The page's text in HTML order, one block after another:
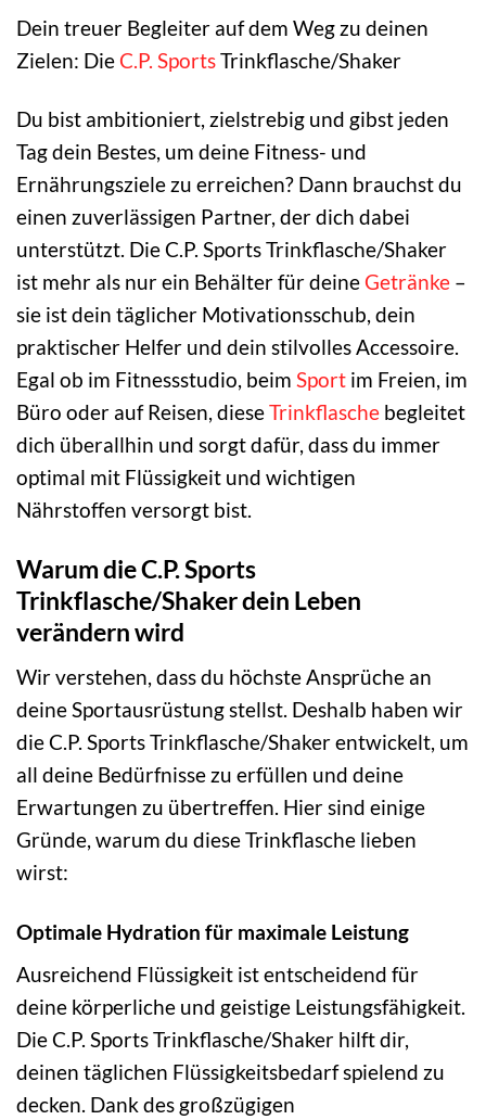
Dein treuer Begleiter auf dem Weg zu deinen
Zielen: DieC.P. SportsTrinkflasche/Shaker
Du bist ambitioniert, zielstrebig und gibst jeden
Tag dein Bestes, um deine Fitness- und
Ernährungsziele zu erreichen? Dann brauchst du
einen zuverlässigen Partner, der dich dabei
unterstützt. Die C.P. Sports Trinkflasche/Shaker
ist mehr als nur ein Behälter für deine Getränke –
sie ist dein täglicher Motivationsschub, dein
praktischer Helfer und dein stilvolles Accessoire.
Egal ob im Fitnessstudio, beim Sport im Freien, im
Büro oder auf Reisen, dieseTrinkflasche begleitet
dich überallhin und sorgt dafür, dass du immer
optimal mit Flüssigkeit und wichtigen
Nährstoffen versorgt bist.
Warum die C.P. Sports
Trinkflasche/Shaker dein Leben
verändern wird
Wir verstehen, dass du höchste Ansprüche an
deine Sportausrüstung stellst. Deshalb haben wir
die C.P. Sports Trinkflasche/Shaker entwickelt, um
all deine Bedürfnisse zu erfüllen und deine
Erwartungen zu übertreffen. Hier sind einige
Gründe, warum du diese Trinkflasche lieben
wirst:
Optimale Hydration für maximale Leistung
Ausreichend Flüssigkeit ist entscheidend für
deine körperliche und geistige Leistungsfähigkeit.
Die C.P. Sports Trinkflasche/Shaker hilft dir,
deinen täglichen Flüssigkeitsbedarf spielend zu
decken. Dank des großzügigen